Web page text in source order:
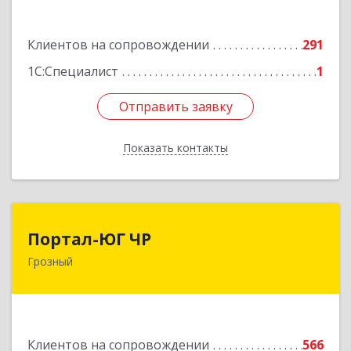
Клиентов на сопровождении
291
1С:Специалист
1
Отправить заявку
Показать контакты
Подробнее
Отправить заявку
Назад
Портал-ЮГ ЧР
Грозный
Клиентов на сопровождении
566
364906, Чеченская Респ, Грозный г, Путина пр-